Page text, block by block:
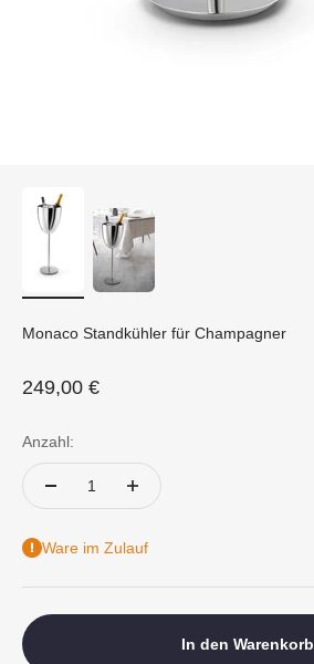
Monaco Standkühler für Champagner
Angebot
249,00 €
Anzahl:
Ware im Zulauf
In den Warenkorb